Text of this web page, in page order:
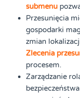
submenu
Przesunięcia
gospodarki
zmian
Zlecenia
procesem.
Zarządzanie